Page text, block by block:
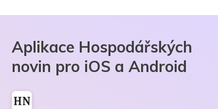
Aplikace Hospodářských
novin pro iOS a Android